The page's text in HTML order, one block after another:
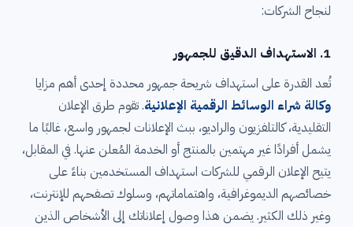
لنجاح الشركات:
1. الاستهداف الدقيق للجمهور
تُعد القدرة على استهداف شريحة جمهور محددة إحدى أهم مزايا
وكالة شراء الوسائط الرقمية الإعلانية. تقوم طرق الإعلان
التقليدية، كالتلفزيون والراديو، ببث الإعلانات لجمهور واسع، غالبًا ما
يشمل أفرادًا غير مهتمين بالمنتج أو الخدمة المُعلن عنها. في المقابل،
يتيح الإعلان الرقمي للشركات استهداف المستخدمين بناءً على
خصائصهم الديموغرافية، واهتماماتهم، وسلوك تصفحهم للإنترنت،
وغير ذلك الكثير. يضمن هذا وصول إعلاناتك إلى الأشخاص الذين